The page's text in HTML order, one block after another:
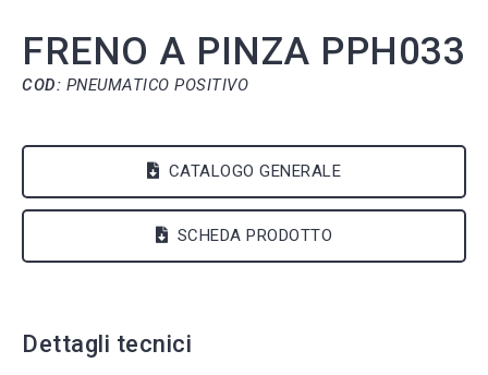
FRENO A PINZA PPH033
COD: PNEUMATICO POSITIVO
CATALOGO GENERALE
SCHEDA PRODOTTO